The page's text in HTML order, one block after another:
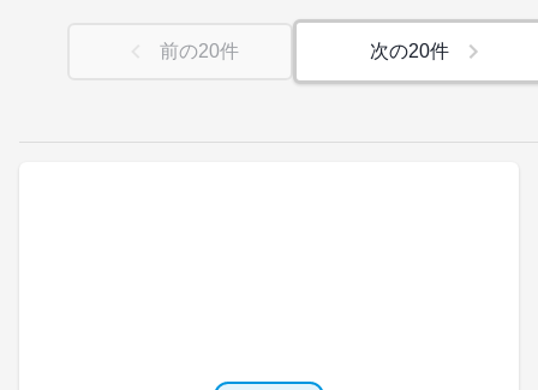
前の20件 次の20件